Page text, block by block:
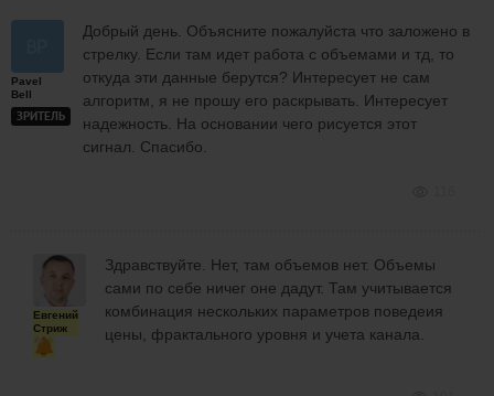
Pavel
Bell
ЗРИТЕЛЬ
Добрый день. Объясните пожалуйста что заложено в
стрелку. Если там идет работа с объемами и тд, то
откуда эти данные берутся? Интересует не сам
алгоритм, я не прошу его раскрывать. Интересует
надежность. На основании чего рисуется этот
сигнал. Спасибо.
Евгений
Стриж
Здравствуйте. Нет, там объемов нет. Объемы
сами по себе ничег оне дадут. Там учитывается
комбинация нескольких параметров поведеия
цены, фрактального уровня и учета канала.